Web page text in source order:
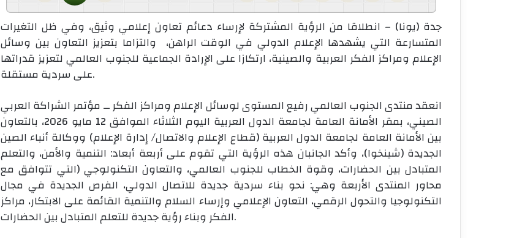
جدة (يونا) – انطلاقا من الرؤية المشتركة لإرساء دعائم تعاون إعلامي وثيق، وفي ظل التغيرات
المتسارعة التي يشهدها الإعلام الدولي في الوقت الراهن، والتزاما بتعزيز التعاون بين وسائل
الإعلام ومراكز الفكر العربية والصينية، ارتكازا على الإرادة الجماعية للجنوب العالمي لتعزيز قدراتها
على سردية مستقلة.
انعقد منتدى الجنوب العالمي رفيع المستوى لوسائل الإعلام ومراكز الفكر ــ مؤتمر الشراكة العربي
الصيني، بمقر الأمانة العامة لجامعة الدول العربية اليوم الثلاثاء الموافق 12 مايو 2026، بالتعاون
بين الأمانة العامة لجامعة الدول العربية (قطاع الإعلام والاتصال/ إدارة الإعلام) ووكالة أنباء الصين
الجديدة (شينخوا)، وأكد الجانبان هذه الرؤية التي تقوم على أربعة أبعاد: التنمية والأمن، والتعلم
المتبادل بين الحضارات، وقوة الخطاب للجنوب العالمي، والتعاون التكنولوجي (التي تتوافق مع
محاور المنتدى الأربعة وهي: نحو بناء سردية جديدة للاتصال الدولي، الفرص الجديدة في مجال
التكنولوجيا والتحول الرقمي، التعاون الإعلامي وإرساء السلام والتنمية القائمة على الابتكار، مراكز
الفكر وبناء رؤية جديدة للتعلم المتبادل بين الحضارات.